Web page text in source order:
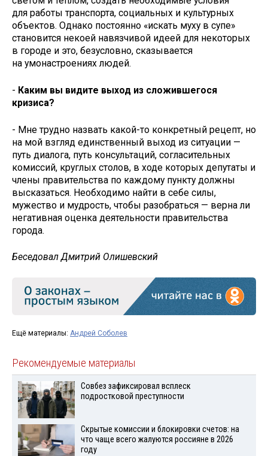
для работы транспорта, социальных и культурных
объектов. Однако постоянно «искать муху в супе»
становится некоей навязчивой идеей для некоторых
в городе и это, безусловно, сказывается
на умонастроениях людей.
- Каким вы видите выход из сложившегося
кризиса?
- Мне трудно назвать какой-то конкретный рецепт, но
на мой взгляд единственный выход из ситуации —
путь диалога, путь консультаций, согласительных
комиссий, круглых столов, в ходе которых депутаты и
члены правительства по каждому пункту должны
высказаться. Необходимо найти в себе силы,
мужество и мудрость, чтобы разобраться — верна ли
негативная оценка деятельности правительства
города.
Беседовал Дмитрий Олишевский
Ещё материалы: Андрей Соболев
Рекомендуемые материалы
Совбез зафиксировал всплеск
подростковой преступности
Скрытые комиссии и блокировки счетов: на
что чаще всего жалуются россияне в 2026
году